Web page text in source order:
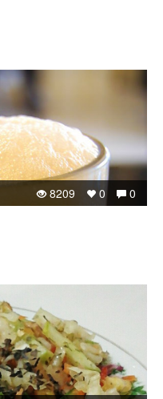
0
0
8209